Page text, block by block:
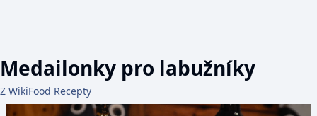
Medailonky pro labužníky
Z WikiFood Recepty